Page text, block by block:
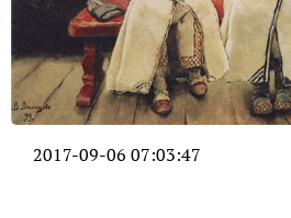
2017-09-06 07:03:47